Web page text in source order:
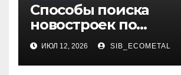
Способы поиска
новостроек по
индивидуальным
параметрам
ИЮЛ 12, 2026 SIB_ECOMETAL